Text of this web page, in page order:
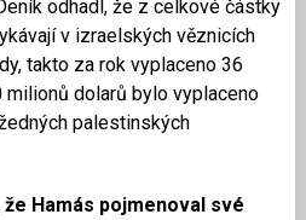
odhadl, že z celkové částky
v izraelských věznicích
takto za rok vyplaceno 36
dolarů bylo vyplaceno
palestinských
Hamás pojmenoval své